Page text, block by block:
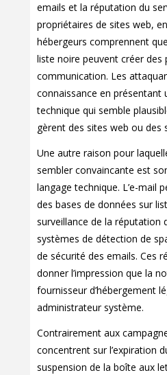
emails et la réputation du
propriétaires de sites web,
hébergeurs comprennent
liste noire peuvent créer des
communication. Les
connaissance en présentant
technique qui semble
gèrent des sites web ou des
Une autre raison pour
sembler convaincante est
langage technique. L’e-mail
des bases de données sur
surveillance de la réputation
systèmes de détection de
de sécurité des emails. Ces
donner l’impression que la
fournisseur d’hébergement
administrateur système.
Contrairement aux
concentrent sur l’expiration
suspension de la boîte aux